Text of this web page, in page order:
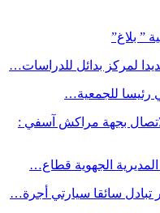
” بلاغ”
لمركز بدائل للدراسات…
رئيسا للجمعية…
بجهة مراكش آسفي :
الجهوية قطاع…
سائقا سيارتي أجرة…